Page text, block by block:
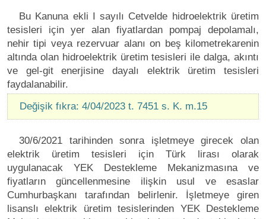
Bu Kanuna ekli I sayılı Cetvelde hidroelektrik üretim
tesisleri için yer alan fiyatlardan pompaj depolamalı,
nehir tipi veya rezervuar alanı on beş kilometrekarenin
altında olan hidroelektrik üretim tesisleri ile dalga, akıntı
ve gel-git enerjisine dayalı elektrik üretim tesisleri
faydalanabilir.
Değişik fıkra: 4/04/2023 t. 7451 s. K. m.15
30/6/2021 tarihinden sonra işletmeye girecek olan
elektrik üretim tesisleri için Türk lirası olarak
uygulanacak YEK Destekleme Mekanizmasına ve
fiyatların güncellenmesine ilişkin usul ve esaslar
Cumhurbaşkanı tarafından belirlenir. İşletmeye giren
lisanslı elektrik üretim tesislerinden YEK Destekleme